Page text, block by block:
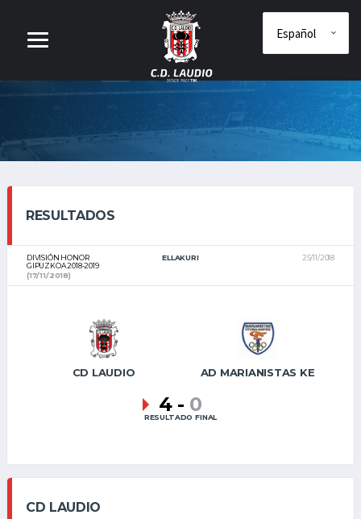
RESULTADOS
DIVISIÓN HONOR
GIPUZKOA 2018-2019
ELLAKURI
25/11/2018
(17/11/2018)
CD LAUDIO AD MARIANISTAS KE
4 - 0
RESULTADO FINAL
CD LAUDIO